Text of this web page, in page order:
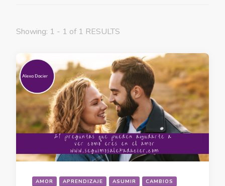
Showing: 1 - 1 of 1 RESULTS
AMOR APRENDIZAJE ASUMIR
CAMBIOS